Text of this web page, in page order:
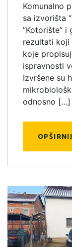
Komunalno
sa izvorišta
“Kotorište” i
rezultati koji
koje
ispravnosti
Izvršene su
odnosno […]